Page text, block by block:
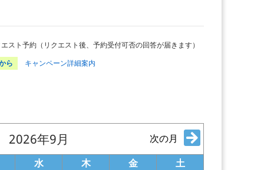
スト予約（リクエスト後、予約受付可否の回答が届きます）
ら
キャンペーン詳細案内
次の月
2026年9月
水 木 金
土